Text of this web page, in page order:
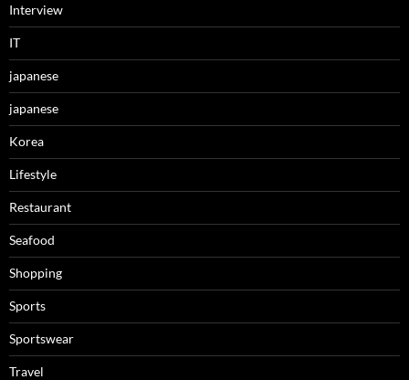
Interview
IT
japanese
japanese
Korea
Lifestyle
Restaurant
Seafood
Shopping
Sports
Sportswear
Travel